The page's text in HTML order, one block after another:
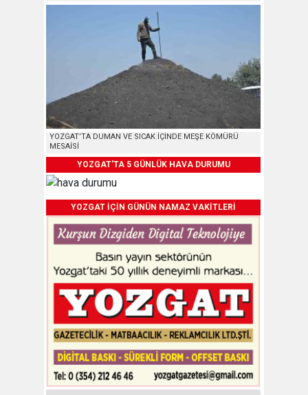
YOZGAT’TA DUMAN VE SICAK İÇİNDE MEŞE KÖMÜRÜ
MESAİSİ
YOZGAT'TA 5 GÜNLÜK HAVA DURUMU
YOZGAT İÇİN GÜNÜN NAMAZ VAKİTLERİ